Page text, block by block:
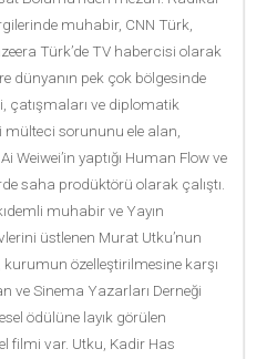
muhabir, CNN Türk,
Türk’de TV habercisi olarak
dünyanın pek çok bölgesinde
çatışmaları ve diplomatik
sorununu ele alan,
Weiwei’in yaptığı Human Flow ve
saha prodüktörü olarak çalıştı.
muhabir ve Yayın
üstlenen Murat Utku’nun
kurumun özelleştirilmesine karşı
ve Sinema Yazarları Derneği
ödülüne layık görülen
filmi var. Utku, Kadir Has